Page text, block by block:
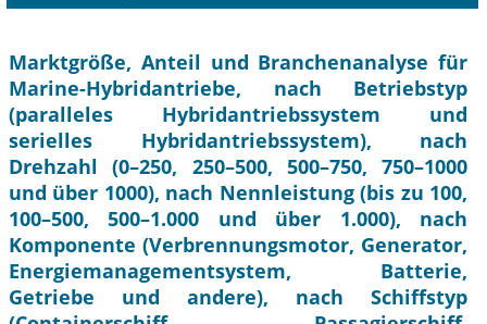
Marktgröße, Anteil und Branchenanalyse für
Marine-Hybridantriebe, nach Betriebstyp
(paralleles Hybridantriebssystem und
serielles Hybridantriebssystem), nach
Drehzahl (0–250, 250–500, 500–750, 750–1000
und über 1000), nach Nennleistung (bis zu 100,
100–500, 500–1.000 und über 1.000), nach
Komponente (Verbrennungsmotor, Generator,
Energiemanagementsystem, Batterie,
Getriebe und andere), nach Schiffstyp